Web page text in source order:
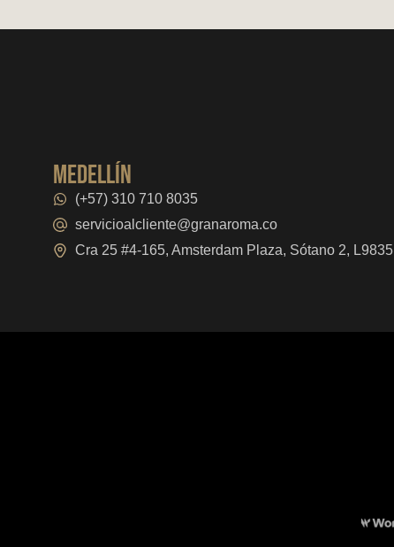
medellín
(+57) 310 710 8035
servicioalcliente@granaroma.co
Cra 25 #4-165, Amsterdam Plaza, Sótano 2, L9835